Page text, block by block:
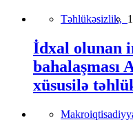
Təhlükəsizlik,
İdxal olunan
bahalaşması
xüsusilə